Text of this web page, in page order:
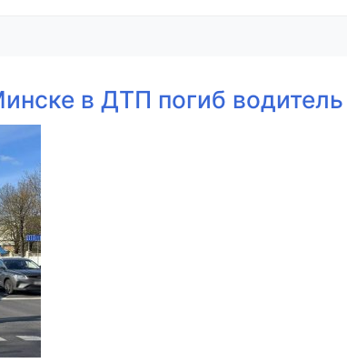
в ДТП погиб